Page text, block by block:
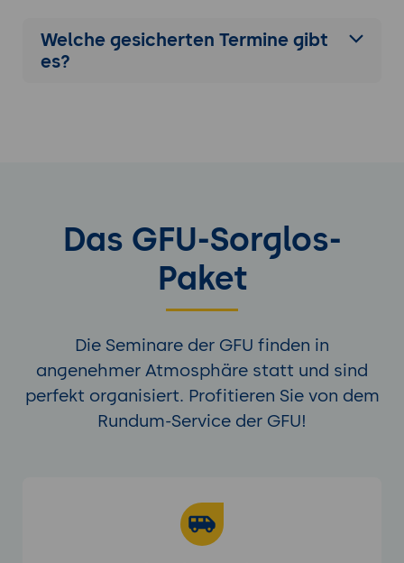
Welche gesicherten Termine gibt
es?
Das GFU-Sorglos-
Paket
Die Seminare der GFU finden in
angenehmer Atmosphäre statt und sind
perfekt organisiert. Profitieren Sie von dem
Rundum-Service der GFU!